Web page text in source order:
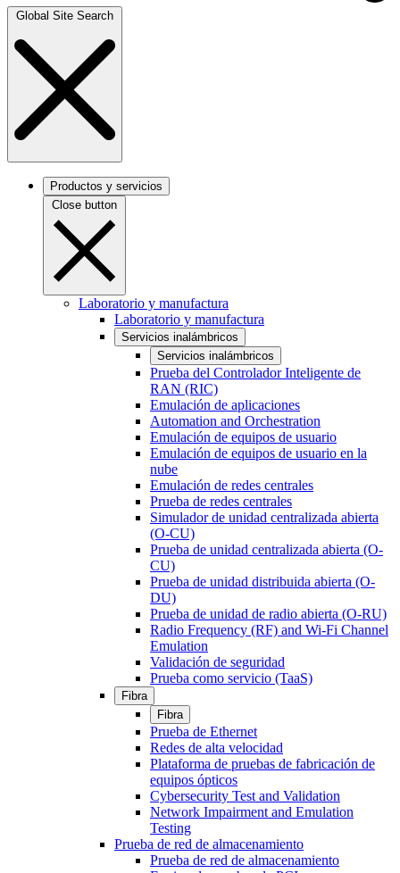
Global Site Search
Productos y servicios
Close button
Laboratorio y manufactura
Laboratorio y manufactura
Servicios inalámbricos
Servicios inalámbricos
Prueba del Controlador Inteligente de
RAN (RIC)
Emulación de aplicaciones
Automation and Orchestration
Emulación de equipos de usuario
Emulación de equipos de usuario en la
nube
Emulación de redes centrales
Prueba de redes centrales
Simulador de unidad centralizada abierta
(O-CU)
Prueba de unidad centralizada abierta (O-
CU)
Prueba de unidad distribuida abierta (O-
DU)
Prueba de unidad de radio abierta (O-RU)
Radio Frequency (RF) and Wi-Fi Channel
Emulation
Validación de seguridad
Prueba como servicio (TaaS)
Fibra
Fibra
Prueba de Ethernet
Redes de alta velocidad
Plataforma de pruebas de fabricación de
equipos ópticos
Cybersecurity Test and Validation
Network Impairment and Emulation
Testing
Prueba de red de almacenamiento
Prueba de red de almacenamiento